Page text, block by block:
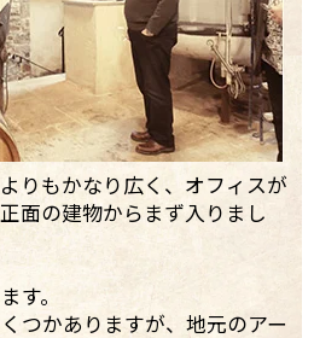
りもかなり広く、オフィスが
面の建物からまず入りまし
す。
つかありますが、地元のアー